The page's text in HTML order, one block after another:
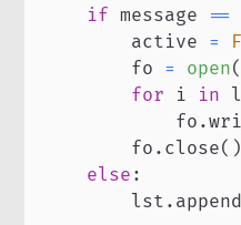
if message ==
        active
=
        fo
= open(
for i in
            fo
.
        fo
. close( )
else :
        lst
. append